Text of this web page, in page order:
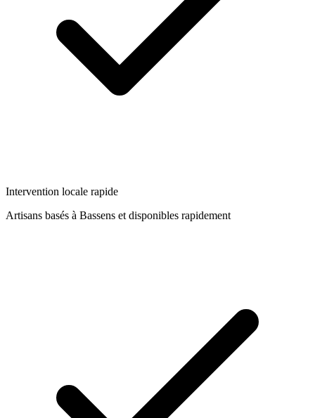
Intervention locale rapide
Artisans basés à Bassens et disponibles rapidement